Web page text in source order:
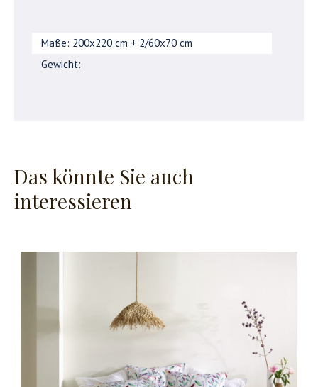
Maße: 200x220 cm + 2/60x70 cm
Gewicht:
Das könnte Sie auch
interessieren